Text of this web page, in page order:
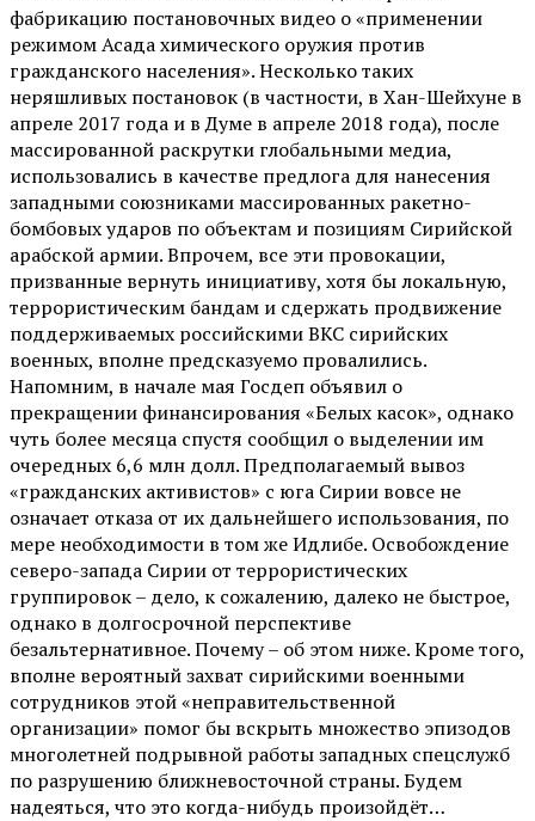
фабрикацию постановочных видео о «применении
режимом Асада химического оружия против
гражданского населения». Несколько таких
неряшливых постановок (в частности, в Хан-Шейхуне в
апреле 2017 года и в Думе в апреле 2018 года), после
массированной раскрутки глобальными медиа,
использовались в качестве предлога для нанесения
западными союзниками массированных ракетно-
бомбовых ударов по объектам и позициям Сирийской
арабской армии. Впрочем, все эти провокации,
призванные вернуть инициативу, хотя бы локальную,
террористическим бандам и сдержать продвижение
поддерживаемых российскими ВКС сирийских
военных, вполне предсказуемо провалились.
Напомним, в начале мая Госдеп объявил о
прекращении финансирования «Белых касок», однако
чуть более месяца спустя сообщил о выделении им
очередных 6,6 млн долл. Предполагаемый вывоз
«гражданских активистов» с юга Сирии вовсе не
означает отказа от их дальнейшего использования, по
мере необходимости в том же Идлибе. Освобождение
северо-запада Сирии от террористических
группировок – дело, к сожалению, далеко не быстрое,
однако в долгосрочной перспективе
безальтернативное. Почему – об этом ниже. Кроме того,
вполне вероятный захват сирийскими военными
сотрудников этой «неправительственной
организации» помог бы вскрыть множество эпизодов
многолетней подрывной работы западных спецслужб
по разрушению ближневосточной страны. Будем
надеяться, что это когда-нибудь произойдёт…